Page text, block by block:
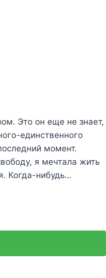
Это он еще не знает,
единственного
момент.
я мечтала жить
Когда-нибудь…